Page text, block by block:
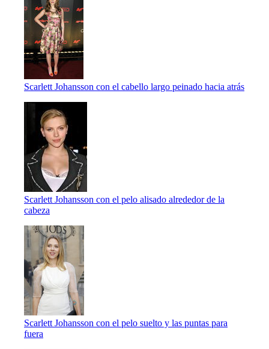
Scarlett Johansson con el cabello largo peinado hacia atrás
Scarlett Johansson con el pelo alisado alrededor de la
cabeza
Scarlett Johansson con el pelo suelto y las puntas para
fuera